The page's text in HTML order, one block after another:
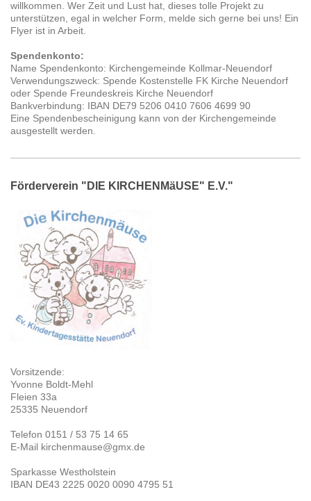
willkommen. Wer Zeit und Lust hat, dieses tolle Projekt zu
unterstützen, egal in welcher Form, melde sich gerne bei uns! Ein
Flyer ist in Arbeit.
Spendenkonto:
Name Spendenkonto: Kirchengemeinde Kollmar-Neuendorf
Verwendungszweck: Spende Kostenstelle FK Kirche Neuendorf
oder Spende Freundeskreis Kirche Neuendorf
Bankverbindung: IBAN DE79 5206 0410 7606 4699 90
Eine Spendenbescheinigung kann von der Kirchengemeinde
ausgestellt werden.
Förderverein "DIE KIRCHENMäUSE" E.V."
Vorsitzende:
Yvonne Boldt-Mehl
Fleien 33a
25335 Neuendorf
Telefon 0151 / 53 75 14 65
E-Mail kirchenmause@gmx.de
Sparkasse Westholstein
IBAN DE43 2225 0020 0090 4795 51